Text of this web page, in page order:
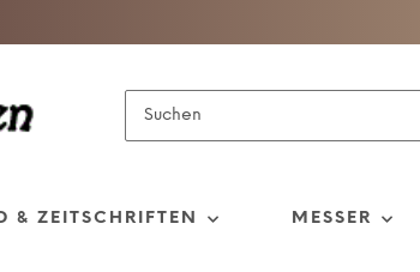
& ZEITSCHRIFTEN MESSER